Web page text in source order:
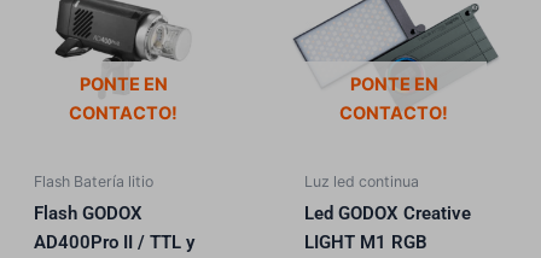
PONTE EN
CONTACTO!
Flash Batería litio
Flash GODOX
AD400Pro II / TTL y
era:
$ 2.599.000.
PONTE EN
CONTACTO!
Luz led continua
Led GODOX Creative
LIGHT M1 RGB
era:
$ 459.000.
es:
$ 399.000.